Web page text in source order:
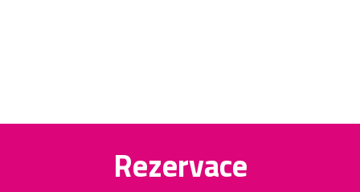
Rezervace